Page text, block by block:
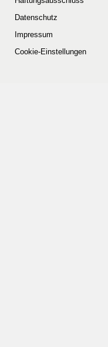
Datenschutz
Impressum
Cookie-Einstellungen